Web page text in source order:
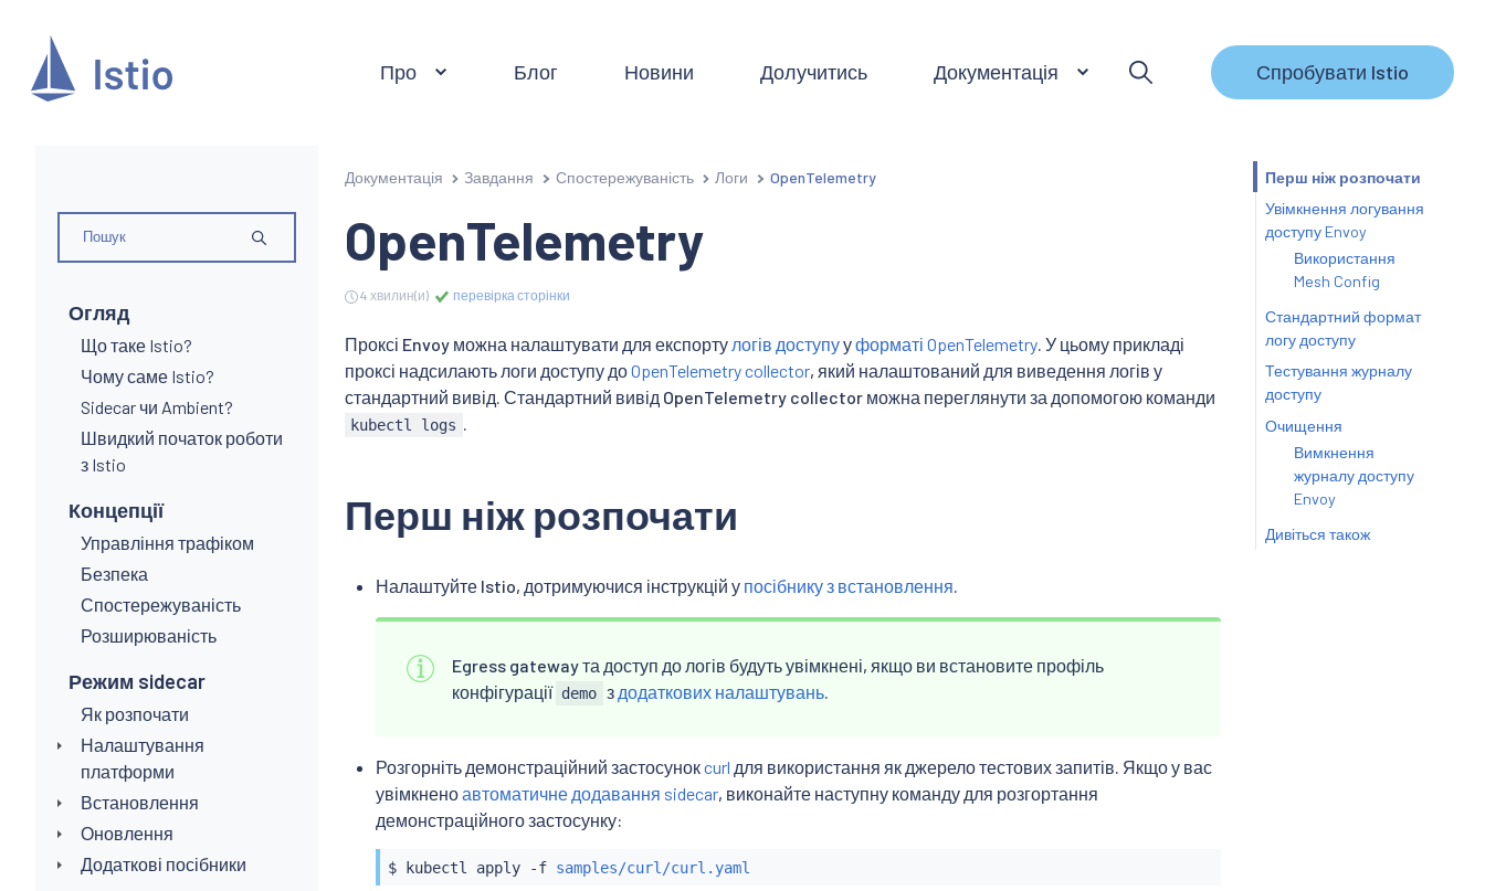
Про Блог Новини Долучитись Документація Спробувати Istio
Огляд
Що таке Istio?
Чому саме Istio?
Sidecar чи Ambient?
Швидкий початок роботи
з Istio
Концепції
Управління трафіком
Безпека
Спостережуваність
Розширюваність
Режим sidecar
Як розпочати
Налаштування
платформи
Встановлення
Оновлення
Додаткові посібники
Документація Завдання Спостережуваність Логи OpenTelemetry
OpenTelemetry
4 хвилин(и) перевірка сторінки
Проксі Envoy можна налаштувати для експорту логів доступууформаті OpenTelemetry. У цьому прикладі
проксі надсилають логи доступу доOpenTelemetry collector, який налаштований для виведення логів у
стандартний вивід. Стандартний вивід OpenTelemetry collector можна переглянути за допомогою команди
kubectl logs .
Перш ніж розпочати
Налаштуйте Istio, дотримуючися інструкцій у посібнику з встановлення.
Egress gateway та доступ до логів будуть увімкнені, якщо ви встановите профіль
конфігурації demo з додаткових налаштувань.
Розгорніть демонстраційний застосунокcurl для використання як джерело тестових запитів. Якщо у вас
увімкненоавтоматичне додавання sidecar, виконайте наступну команду для розгортання
демонстраційного застосунку:
$ kubectl apply -f samples/curl/curl.yaml
Перш ніж розпочати
Увімкнення логування
доступу Envoy
Використання
Mesh Config
Стандартний формат
логу доступу
Тестування журналу
доступу
Очищення
Вимкнення
журналу доступу
Envoy
Дивіться також